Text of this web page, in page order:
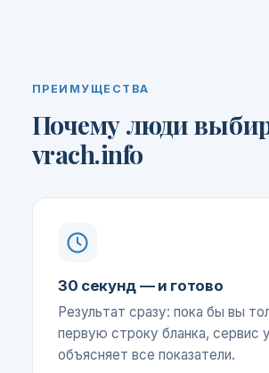
ПРЕИМУЩЕСТВА
Почему люди
vrach.info
30 секунд — и готово
Результат сразу: пока бы вы
первую строку бланка, сервис
объясняет все показатели.